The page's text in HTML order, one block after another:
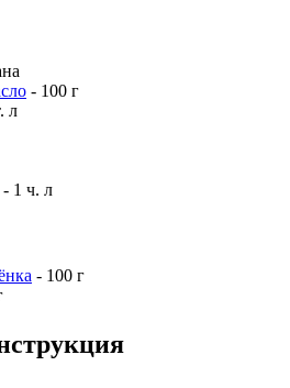
- 100 г
л
- 1 ч. л
- 100 г